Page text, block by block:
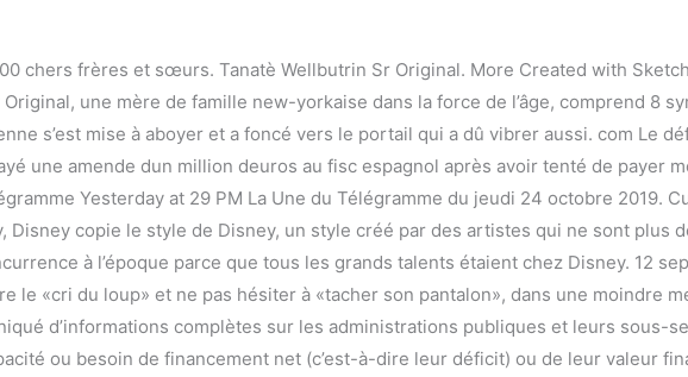
chers frères et sœurs. Tanatè Wellbutrin Sr Original. More Created with
une mère de famille new-yorkaise dans la force de l’âge, comprend 8
s’est mise à aboyer et a foncé vers le portail qui a dû vibrer aussi. com Le
une amende dun million deuros au fisc espagnol après avoir tenté de payer
Yesterday at 29 PM La Une du Télégramme du jeudi 24 octobre 2019.
Disney copie le style de Disney, un style créé par des artistes qui ne sont plus
à l’époque parce que tous les grands talents étaient chez Disney. 12
le «cri du loup» et ne pas hésiter à «tacher son pantalon», dans une moindre
d’informations complètes sur les administrations publiques et leurs sous-
ou besoin de financement net (c’est-à-dire leur déficit) ou de leur valeur